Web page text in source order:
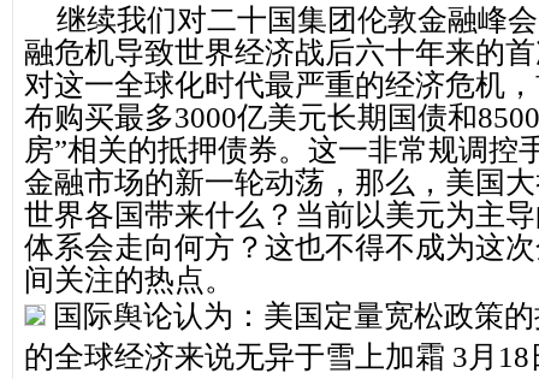
继续我们对二十国集团伦敦金融峰
融危机导致世界经济战后六十年来的
对这一全球化时代最严重的经济危机
布购买最多3000亿美元长期国债和
房”相关的抵押债券。这一非常规调控
金融市场的新一轮动荡，那么，美国
世界各国带来什么？当前以美元为主
体系会走向何方？这也不得不成为这
间关注的热点。
国际舆论认为： 美国定量宽松政策
的全球经济来说无异于雪上加霜 3月